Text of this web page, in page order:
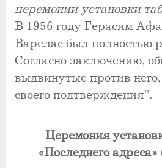
церемонии установки
В 1956 году Герасим
Варелас был полностью
Согласно заключению,
выдвинутые против
своего подтверждения”.
Церемония
«Последнего адреса»